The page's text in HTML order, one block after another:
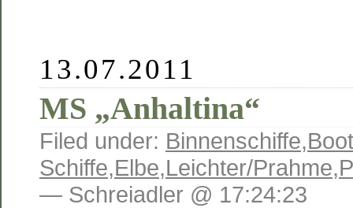
13.07.2011
MS „Anhaltina“
Filed under: Binnenschiffe,
Schiffe,Elbe,Leichter/Prahme,
— Schreiadler @ 17:24:23